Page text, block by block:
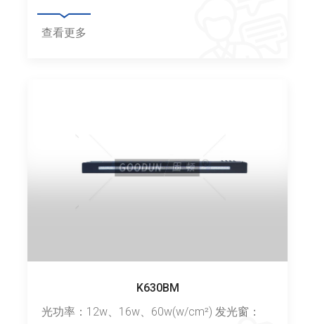
查看更多
K630BM
光功率：12w、16w、60w(w/cm²) 发光窗：